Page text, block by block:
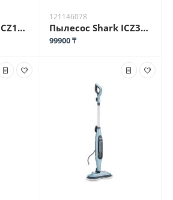
Пылесос Shark ICZ160EU серый, серебристый
121146078
Пылесос Shark ICZ300EUT синий
99900 ₸